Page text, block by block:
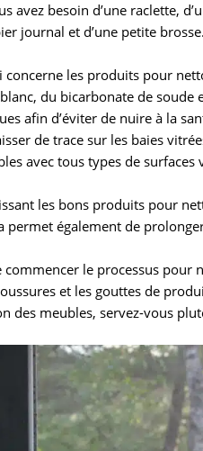
avez besoin d’une raclette,
journal et d’une petite
concerne les produits pour
du bicarbonate de
afin d’éviter de nuire à la
de trace sur les baies
avec tous types de surfaces
les bons produits pour
permet également de
commencer le processus pour
et les gouttes de
des meubles, servez-vous